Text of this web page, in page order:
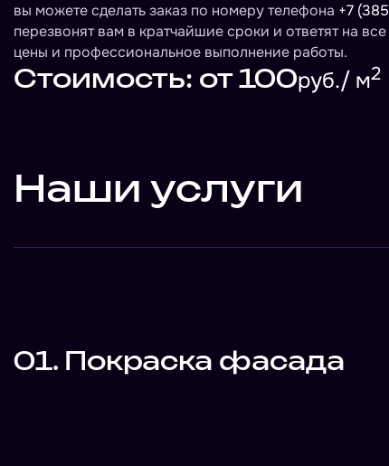
вы можете сделать заказ по номеру телефона +7
перезвонят вам в кратчайшие сроки и ответят на
цены и профессиональное выполнение работы.
Стоимость: от 100руб./ м2
Наши услуги
01. Покраска фасада